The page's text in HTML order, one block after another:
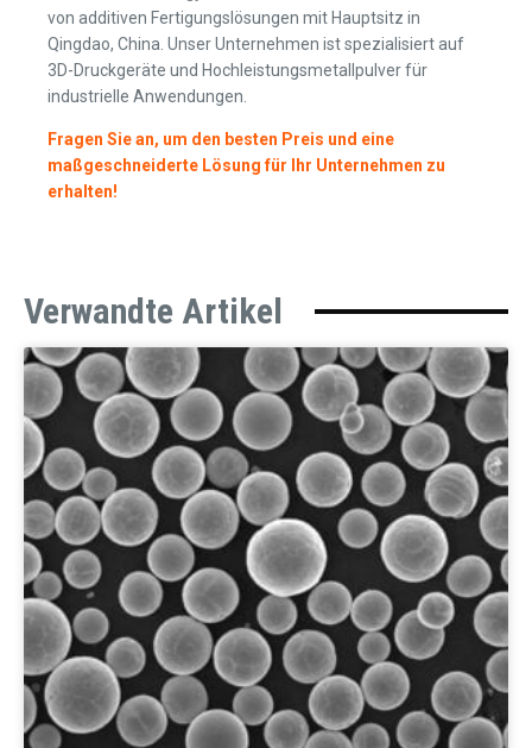
von additiven Fertigungslösungen mit Hauptsitz in
Qingdao, China. Unser Unternehmen ist spezialisiert auf
3D-Druckgeräte und Hochleistungsmetallpulver für
industrielle Anwendungen.
Fragen Sie an, um den besten Preis und eine
maßgeschneiderte Lösung für Ihr Unternehmen zu
erhalten!
Verwandte Artikel